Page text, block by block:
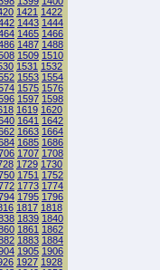
1421 1422
1443 1444
1465 1466
1487 1488
1509 1510
1531 1532
1553 1554
1575 1576
1597 1598
1619 1620
1641 1642
1663 1664
1685 1686
1707 1708
1729 1730
1751 1752
1773 1774
1795 1796
1817 1818
1839 1840
1861 1862
1883 1884
1905 1906
1927 1928